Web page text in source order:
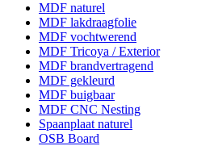
MDF naturel
MDF lakdraagfolie
MDF vochtwerend
MDF Tricoya / Exterior
MDF brandvertragend
MDF gekleurd
MDF buigbaar
MDF CNC Nesting
Spaanplaat naturel
OSB Board